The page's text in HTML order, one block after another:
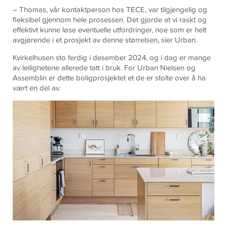
– Thomas, vår kontaktperson hos TECE, var tilgjengelig og
fleksibel gjennom hele prosessen. Det gjorde at vi raskt og
effektivt kunne løse eventuelle utfordringer, noe som er helt
avgjørende i et prosjekt av denne størrelsen, sier Urban.
Kvirkelhusen sto ferdig i desember 2024, og i dag er mange
av leilighetene allerede tatt i bruk. For Urban Nielsen og
Assemblin er dette boligprosjektet et de er stolte over å ha
vært en del av.